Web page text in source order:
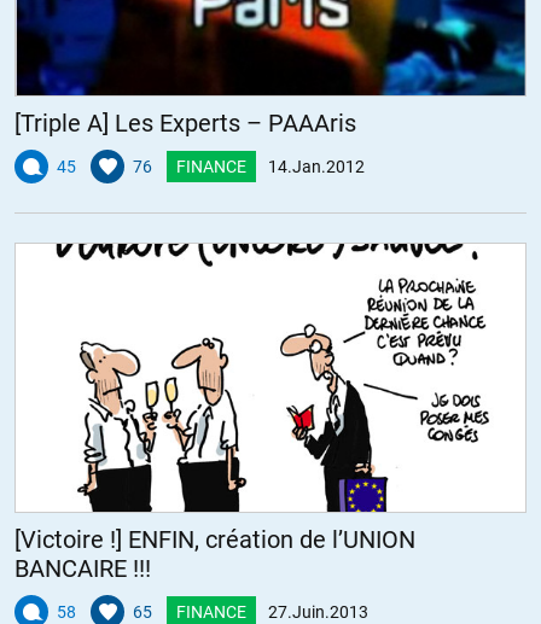
[Triple A] Les Experts – PAAAris
45 76 FINANCE 14.Jan.2012
[Victoire !] ENFIN, création de l’UNION
BANCAIRE !!!
58 65 FINANCE 27.Juin.2013